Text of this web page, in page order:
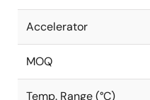
Accelerator
MOQ
Temp. Range (°C)